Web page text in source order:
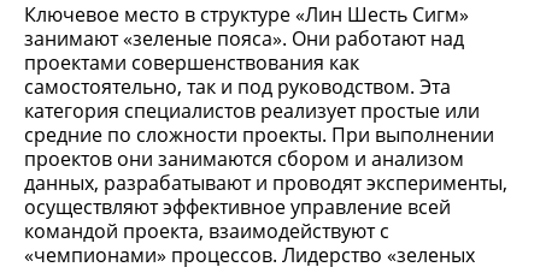
Ключевое место в структуре «Лин Шесть Сигм»
занимают «зеленые пояса». Они работают над
проектами совершенствования как
самостоятельно, так и под руководством. Эта
категория специалистов реализует простые или
средние по сложности проекты. При выполнении
проектов они занимаются сбором и анализом
данных, разрабатывают и проводят эксперименты,
осуществляют эффективное управление всей
командой проекта, взаимодействуют с
«чемпионами» процессов. Лидерство «зеленых